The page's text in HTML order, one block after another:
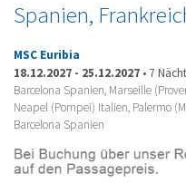
Spanien,
MSC Euribia
18.12.2027 - 25.12.2027 • 7
Barcelona Spanien, Marseille
Neapel (Pompei) Italien, Palermo
Barcelona Spanien